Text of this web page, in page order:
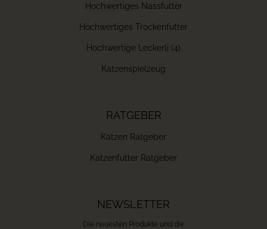
Hochwertiges Nassfutter
Hochwertiges Trockenfutter
Hochwertige Leckerli (4)
Katzenspielzeug
RATGEBER
Katzen Ratgeber
Katzenfutter Ratgeber
NEWSLETTER
Die neuesten Produkte und die